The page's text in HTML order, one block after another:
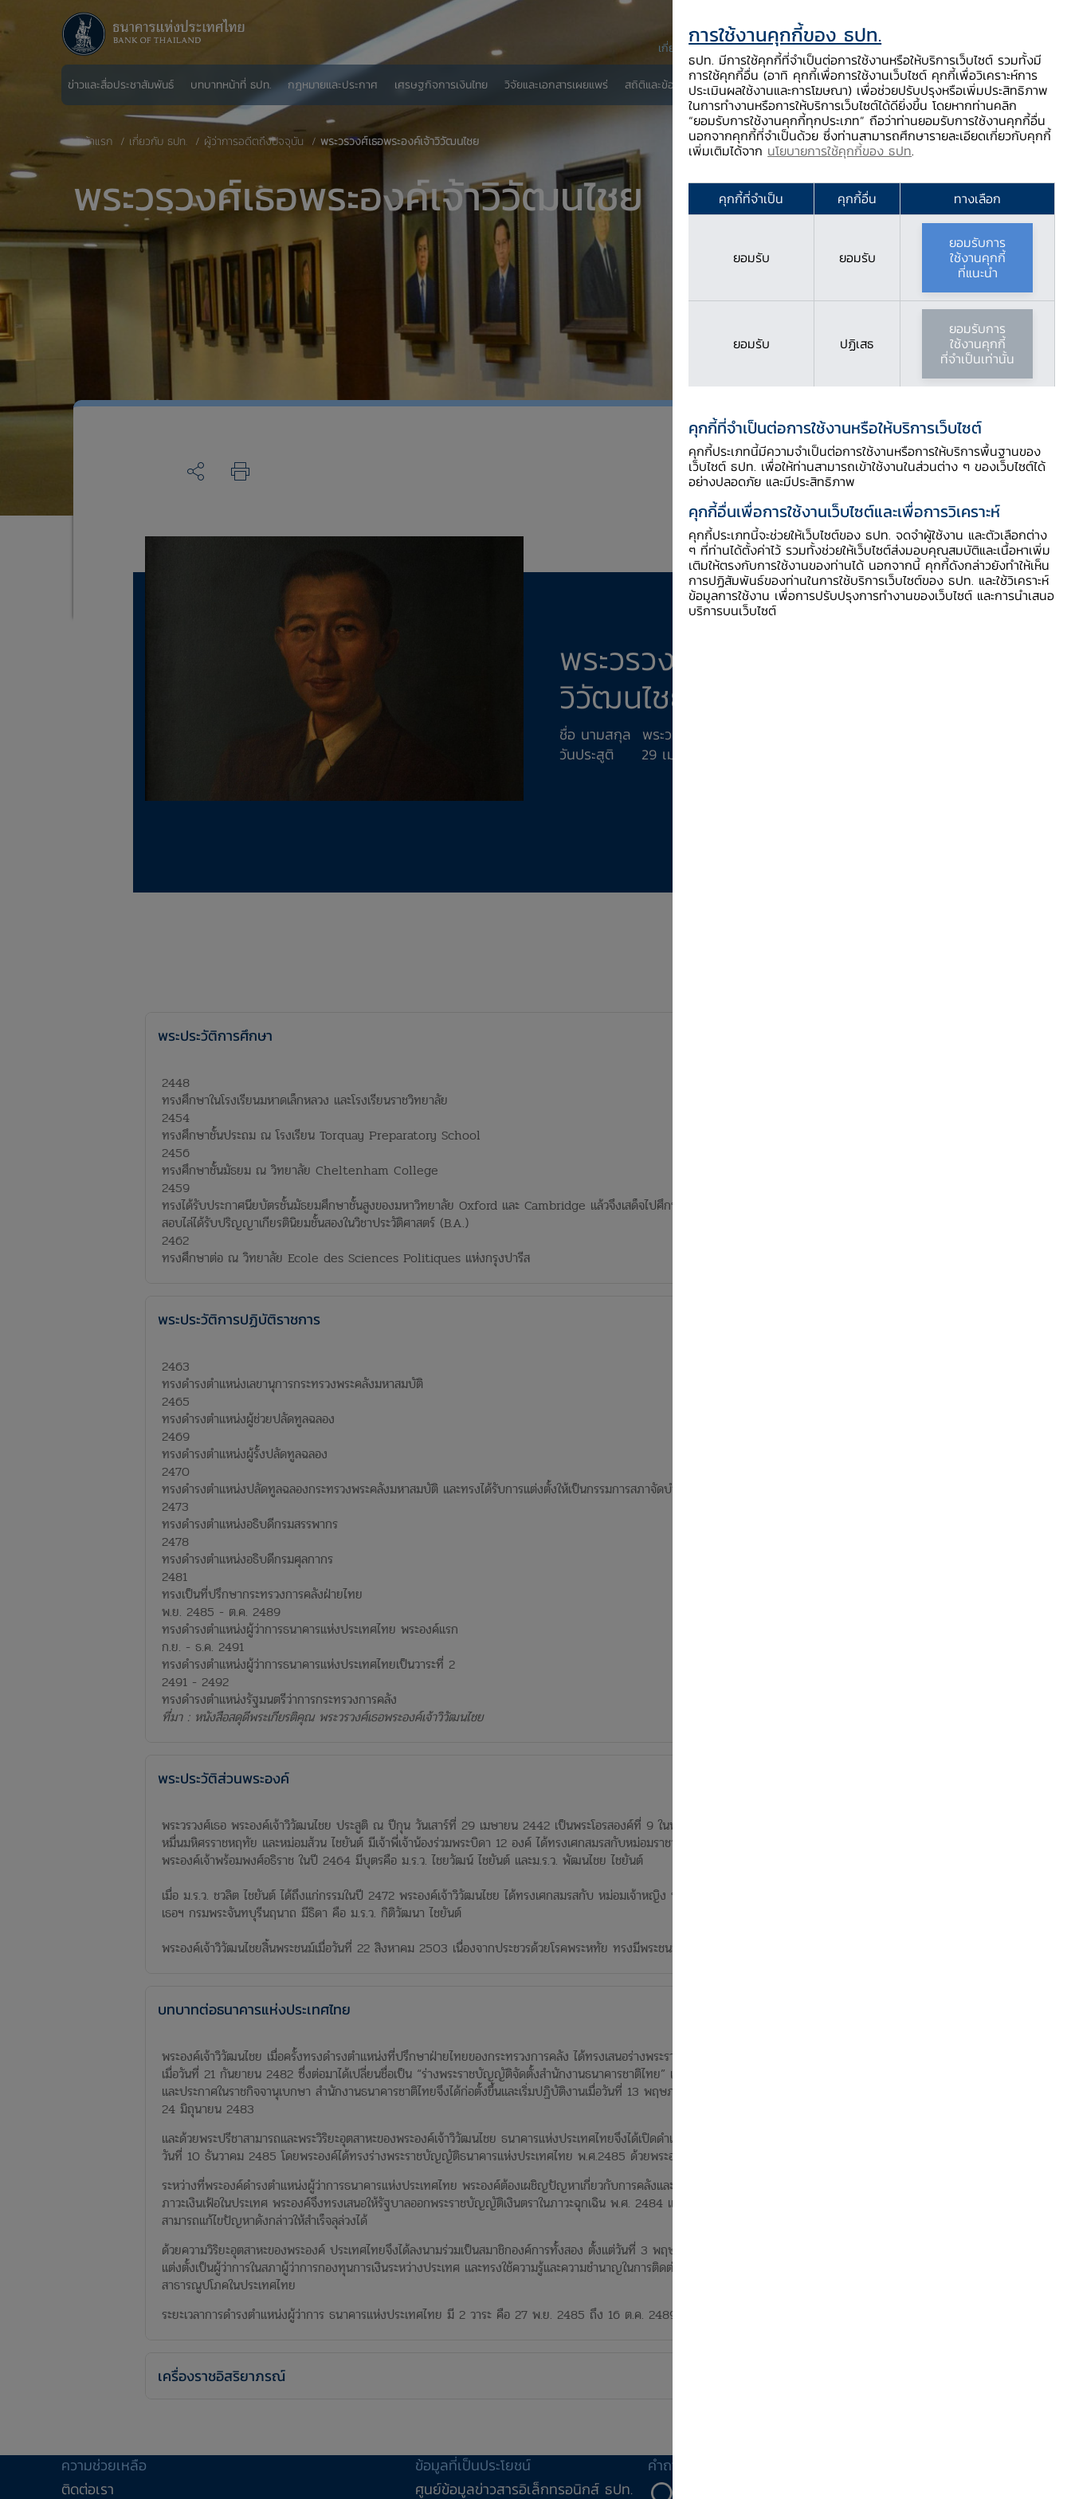
ข่าวและสื่อประชาสัมพันธ์ บทบาทหน้าที่ ธปท. กฎหมายและประกาศ เศรษฐกิจการเงินไทย วิจัยและเอกสารเผยแพร่ สถิติและข้อมูลเผยแพร่ บริการจาก ธปท. นวัตกรรมภาคการเงิน สตางค์ Story
เกี่ยวกับ ธปท. ติดต่อเรา ช่วยเหลือ / ร้องเรียน EN
หน้าแรก เกี่ยวกับ ธปท. ผู้ว่าการอดีตถึงปัจจุบัน พระวรวงศ์เธอพระองค์เจ้าวิวัฒนไชย​
พระวรวงศ์เธอพระองค์เจ้าวิวัฒนไชย
พระวรวงศ์เธอพระองค์เจ้า
วิวัฒนไชย​
ชื่อ นามสกุล ​พระวรวงศ์เธอพระองค์เจ้าวิวัฒนไชย​
วันประสูติ 29 เมษายน 2442​
พระประวัติการศึกษา​
2448​
ทรงศึกษาในโรงเรียนมหาดเล็กหลวง และโรงเรียนราชวิทยาลัย​
2454​
ทรงศึกษาชั้นประถม ณ โรงเรียน Torquay Preparatory School​
2456​
ทรงศึกษาชั้นมัธยม ณ วิทยาลัย Cheltenham College​
2459​
ทรงได้รับประกาศนียบัตรชั้นมัธยมศึกษาชั้นสูงของมหาวิทยาลัย Oxford และ Cambridge แล้วจึงเสด็จไปศึกษา ณ วิทยาลัย Magdalene College และทรง
สอบไล่ได้รับปริญญาเกียรตินิยมชั้นสองในวิชาประวัติศาสตร์ (B.A.)​
2462​
ทรงศึกษาต่อ ณ วิทยาลัย Ecole des Sciences Politiques แห่งกรุงปารีส
พระประวัติการปฏิบัติราชการ​
2463​
ทรงดำรงตำแหน่งเลขานุการกระทรวงพระคลังมหาสมบัติ​
2465​
ทรงดำรงตำแหน่งผู้ช่วยปลัดทูลฉลอง​
2469​
ทรงดำรงตำแหน่งผู้รั้งปลัดทูลฉลอง​
2470​
ทรงดำรงตำแหน่งปลัดทูลฉลองกระทรวงพระคลังมหาสมบัติ และทรงได้รับการแต่งตั้งให้เป็นกรรมการสภาจัดบำรุงชายทะเลทิศตะวันตกและกรรมการองคมนตรี​
2473​
ทรงดำรงตำแหน่งอธิบดีกรมสรรพากร​
2478​
ทรงดำรงตำแหน่งอธิบดีกรมศุลกากร
2481​
ทรงเป็นที่ปรึกษากระทรวงการคลังฝ่ายไทย​
พ.ย. 2485 - ต.ค. 2489​
ทรงดำรงตำแหน่งผู้ว่าการธนาคารแห่งประเทศไทย พระองค์แรก​
ก.ย. - ธ.ค. 2491​
ทรงดำรงตำแหน่งผู้ว่าการธนาคารแห่งประเทศไทยเป็นวาระที่ 2​
2491 - 2492​
ทรงดำรงตำแหน่งรัฐมนตรีว่าการกระทรวงการคลัง​
ที่มา : หนังสือสดุดีพระเกียรติคุณ พระวรวงศ์เธอพระองค์เจ้าวิวัฒนไชย
พระประวัติส่วนพระองค์
พระวรวงศ์เธอ พระองค์เจ้าวิวัฒนไชย ประสูติ ณ ปีกุน วันเสาร์ที่ 29 เมษายน 2442 เป็นพระโอรสองค์ที่ 9 ในพระเจ้าบรมวงศ์เธอ พระองค์เจ้าไชยันต์มงคล กรม
หมื่นมหิศรราชหฤทัย และหม่อมส้วน ไชยันต์ มีเจ้าพี่เจ้าน้องร่วมพระบิดา 12 องค์ ได้ทรงเศกสมรสกับหม่อมราชวงศ์หญิง ชวลิต สนิทวงศ์ บุตรีพระวรวงศ์เธอ
พระองค์เจ้าพร้อมพงศ์อธิราช ในปี 2464 มีบุตรคือ ม.ร.ว. ไชยวัฒน์ ไชยันต์ และม.ร.ว. พัฒนไชย ไชยันต์
เมื่อ ม.ร.ว. ชวลิต ไชยันต์ ได้ถึงแก่กรรมในปี 2472 พระองค์เจ้าวิวัฒนไชย ได้ทรงเศกสมรสกับ หม่อมเจ้าหญิง พัฒน์คณนา กิติยากร พระธิดาของพระบรมวงศ์
เธอฯ กรมพระจันทบุรีนฤนาถ มีธิดา คือ ม.ร.ว. กิติวัฒนา ไชยันต์
พระองค์เจ้าวิวัฒนไชยสิ้นพระชนม์เมื่อวันที่ 22 สิงหาคม 2503 เนื่องจากประชวรด้วยโรคพระหทัย ทรงมีพระชนมายุรวม 61 พรรษา 3 เดือน 24 วัน
บทบาทต่อธนาคารแห่งประเทศไทย
พระองค์เจ้าวิวัฒนไชย เมื่อครั้งทรงดำรงตำแหน่งที่ปรึกษาฝ่ายไทยของกระทรวงการคลัง ได้ทรงเสนอร่างพระราชบัญญัติว่าด้วยการเตรียมจัดตั้งธนาคารชาติไทย
เมื่อวันที่ 21 กันยายน 2482 ซึ่งต่อมาได้เปลี่ยนชื่อเป็น “ร่างพระราชบัญญัติจัดตั้งสำนักงานธนาคารชาติไทย” และสภาผู้แทนราษฎรได้อนุมัติร่างพระราชบัญญัติ
และประกาศในราชกิจจานุเบกษา สำนักงานธนาคารชาติไทยจึงได้ก่อตั้งขึ้นและเริ่มปฏิบัติงานเมื่อวันที่ 13 พฤษภาคม 2483 และมีพิธีเปิดอย่างเป็นทางการเมื่อวันที่
24 มิถุนายน 2483
และด้วยพระปรีชาสามารถและพระวิริยะอุตสาหะของพระองค์เจ้าวิวัฒนไชย ธนาคารแห่งประเทศไทยจึงได้เปิดดำเนินการในฐานะธนาคารกลางแห่งประเทศไทย เมื่อ
วันที่ 10 ธันวาคม 2485 โดยพระองค์ได้ทรงร่างพระราชบัญญัติธนาคารแห่งประเทศไทย พ.ศ.2485 ด้วยพระองค์เอง และทรงดำรงตำแหน่งผู้ว่าการพระองค์แรก
ระหว่างที่พระองค์ดำรงตำแหน่งผู้ว่าการธนาคารแห่งประเทศไทย พระองค์ต้องเผชิญปัญหาเกี่ยวกับการคลังและการเงินในระหว่างสงคราม ตลอดจนการป้องกัน
ภาวะเงินเฟ้อในประเทศ พระองค์จึงทรงเสนอให้รัฐบาลออกพระราชบัญญัติเงินตราในภาวะฉุกเฉิน พ.ศ. 2484 และเสนอวิธีการต่างๆ ต่อรัฐบาลไทยหลายวิธี จน
สามารถแก้ไขปัญหาดังกล่าวให้สำเร็จลุล่วงได้
ด้วยความวิริยะอุตสาหะของพระองค์ ประเทศไทยจึงได้ลงนามร่วมเป็นสมาชิกองค์การทั้งสอง ตั้งแต่วันที่ 3 พฤษภาคม 2492 เป็นต้นมา ทั้งนี้พระองค์ทรงได้รับ
แต่งตั้งเป็นผู้ว่าการในสภาผู้ว่าการกองทุนการเงินระหว่างประเทศ และทรงใช้ความรู้และความชำนาญในการติดต่อกู้เงินจากธนาคารโลก เพื่อใช้ในการพัฒนากิจการ
สาธารณูปโภคในประเทศไทย
ระยะเวลาการดำรงตำแหน่งผู้ว่าการ ธนาคารแห่งประเทศไทย มี 2 วาระ คือ 27 พ.ย. 2485 ถึง 16 ต.ค. 2489 และ 3 ก.ย. 2491 ถึง 2 ธ.ค. 2491
เครื่องราชอิสริยาภรณ์
ความช่วยเหลือ
ติดต่อเรา
ข้อมูลที่เป็นประโยชน์
ศูนย์ข้อมูลข่าวสารอิเล็กทรอนิกส์ ธปท.
คำถาม-คำตอบ
การใช้งานคุกกี้ของ ธปท.
ธปท. มีการใช้คุกกี้ที่จำเป็นต่อการใช้งานหรือให้บริการเว็บไซต์ รวมทั้งมี
การใช้คุกกี้อื่น (อาทิ คุกกี้เพื่อการใช้งานเว็บไซต์ คุกกี้เพื่อวิเคราะห์การ
ประเมินผลใช้งานและการโฆษณา) เพื่อช่วยปรับปรุงหรือเพิ่มประสิทธิภาพ
ในการทำงานหรือการให้บริการเว็บไซต์ได้ดียิ่งขึ้น โดยหากท่านคลิก
“ยอมรับการใช้งานคุกกี้ทุกประเภท” ถือว่าท่านยอมรับการใช้งานคุกกี้อื่น
นอกจากคุกกี้ที่จำเป็นด้วย ซึ่งท่านสามารถศึกษารายละเอียดเกี่ยวกับคุกกี้
เพิ่มเติมได้จาก นโยบายการใช้คุกกี้ของ ธปท.
คุกกี้ที่จำเป็น คุกกี้อื่น ทางเลือก
ยอมรับ ยอมรับ
ยอมรับการ
ใช้งานคุกกี้
ที่แนะนำ
ยอมรับ ปฏิเสธ
ยอมรับการ
ใช้งานคุกกี้
ที่จำเป็นเท่านั้น
คุกกี้ที่จำเป็นต่อการใช้งานหรือให้บริการเว็บไซต์
คุกกี้ประเภทนี้มีความจำเป็นต่อการใช้งานหรือการให้บริการพื้นฐานของ
เว็บไซต์ ธปท. เพื่อให้ท่านสามารถเข้าใช้งานในส่วนต่าง ๆ ของเว็บไซต์ได้
อย่างปลอดภัย และมีประสิทธิภาพ
คุกกี้อื่นเพื่อการใช้งานเว็บไซต์และเพื่อการวิเคราะห์
คุกกี้ประเภทนี้จะช่วยให้เว็บไซต์ของ ธปท. จดจำผู้ใช้งาน และตัวเลือกต่าง
ๆ ที่ท่านได้ตั้งค่าไว้ รวมทั้งช่วยให้เว็บไซต์ส่งมอบคุณสมบัติและเนื้อหาเพิ่ม
เติมให้ตรงกับการใช้งานของท่านได้ นอกจากนี้ คุกกี้ดังกล่าวยังทำให้เห็น
การปฏิสัมพันธ์ของท่านในการใช้บริการเว็บไซต์ของ ธปท. และใช้วิเคราะห์
ข้อมูลการใช้งาน เพื่อการปรับปรุงการทำงานของเว็บไซต์ และการนำเสนอ
บริการบนเว็บไซต์